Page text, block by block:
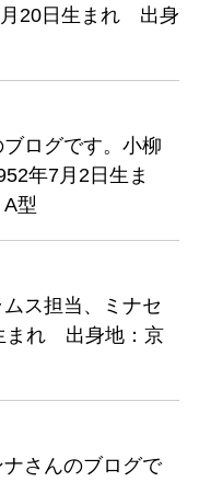
月20日生まれ 出身
ログです。小柳
年7月2日生ま
型
ス担当、ミナセ
まれ 出身地：京
さんのブログで